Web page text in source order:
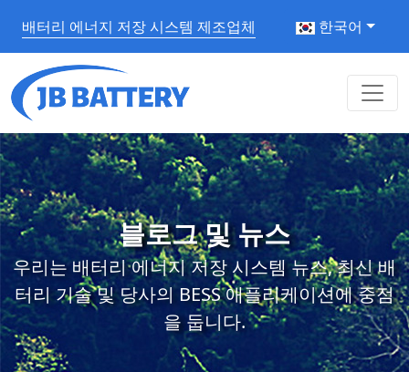
배터리 에너지 저장 시스템 제조업체 한국어
블로그 및 뉴스
우리는 배터리 에너지 저장 시스템 뉴스, 최신 배
터리 기술 및 당사의 BESS 애플리케이션에 중점
을 둡니다.